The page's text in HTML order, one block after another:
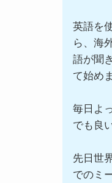
英語を
ら、海
語が聞
て始め
毎日よ
でも良
先日世
でのミ